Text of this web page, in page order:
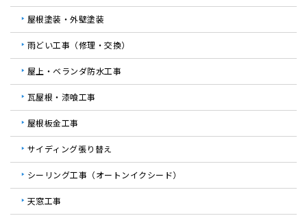
屋根塗装・外壁塗装
雨どい工事（修理・交換）
屋上・ベランダ防水工事
瓦屋根・漆喰工事
屋根板金工事
サイディング張り替え
シーリング工事（オートンイクシード）
天窓工事